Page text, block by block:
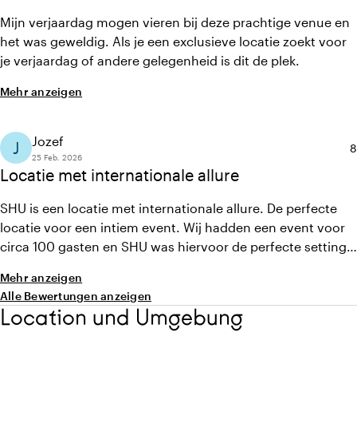
Mijn verjaardag mogen vieren bij deze prachtige venue en
het was geweldig. Als je een exclusieve locatie zoekt voor
je verjaardag of andere gelegenheid is dit de plek.
Mehr anzeigen
Locatie met internationale allure
J Jozef
25 Feb. 2026
8
SHU is een locatie met internationale allure. De perfecte
locatie voor een intiem event. Wij hadden een event voor
circa 100 gasten en SHU was hiervoor de perfecte setting.
hoefden te doen aan decoratie. De cocktails waren ook
geweldig. Kortom echt een aanrader!
Mehr anzeigen
Alle Bewertungen anzeigen
Location und Umgebung